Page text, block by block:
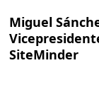
Miguel
SiteMinder